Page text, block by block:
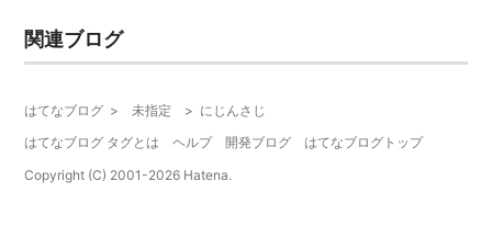
すが息ぴったりw リゼ様好きだからいろんな人とのコラ
ボでまだ…
関連ブログ
はてなブログ > 未指定 > にじんさじ
はてなブログ タグとは
ヘルプ 開発ブログ
はてなブログトップ
Copyright (C) 2001-2026 Hatena.